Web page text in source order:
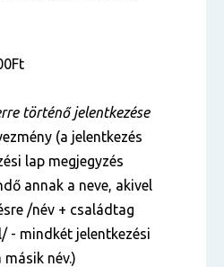
történő jelentkezése
(a jelentkezés
lap megjegyzés
annak a neve, akivel
/név + családtag
- mindkét jelentkezési
név.)